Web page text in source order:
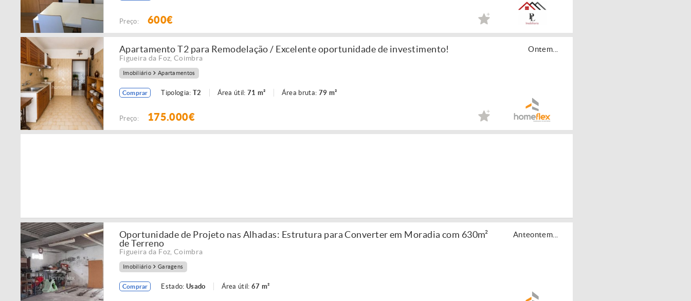
Preço: 600€
Apartamento T2 para Remodelação / Excelente oportunidade de investimento! Ontem...
Figueira da Foz Coimbra
Imobiliário Apartamentos
Comprar Tipologia: T2 Área útil:71 m² Área bruta: 79 m²
Preço: 175.000€
Oportunidade de Projeto nas Alhadas: Estrutura para Converter em Moradia com 630m²
de Terreno
Anteontem...
Figueira da Foz Coimbra
Imobiliário Garagens
Comprar Estado: Usado Área útil:67 m²